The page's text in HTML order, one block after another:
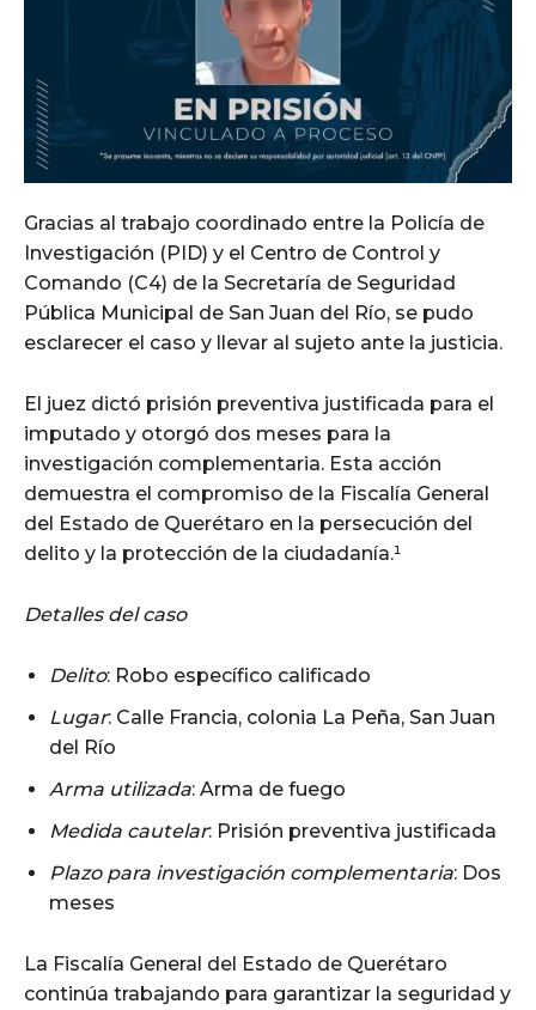
Gracias al trabajo coordinado entre la Policía de
Investigación (PID) y el Centro de Control y
Comando (C4) de la Secretaría de Seguridad
Pública Municipal de San Juan del Río, se pudo
esclarecer el caso y llevar al sujeto ante la justicia.
El juez dictó prisión preventiva justificada para el
imputado y otorgó dos meses para la
investigación complementaria. Esta acción
demuestra el compromiso de la Fiscalía General
del Estado de Querétaro en la persecución del
delito y la protección de la ciudadanía.¹
Detalles del caso
Delito: Robo específico calificado
Lugar: Calle Francia, colonia La Peña, San Juan
del Río
Arma utilizada: Arma de fuego
Medida cautelar: Prisión preventiva justificada
Plazo para investigación complementaria: Dos
meses
La Fiscalía General del Estado de Querétaro
continúa trabajando para garantizar la seguridad y